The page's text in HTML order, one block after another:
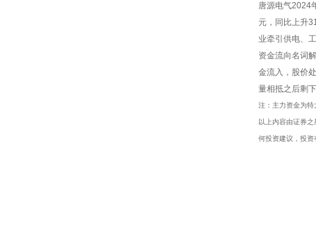
唐源电气2024
元，同比上升
业牵引供电、
资金流向名词
金流入，股价
量相抵之后剩
注：主力资金为
以上内容由证券
何投资建议，投资